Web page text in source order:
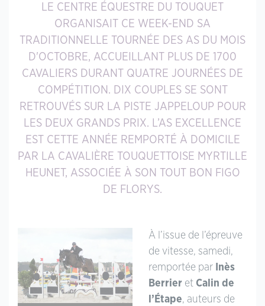
LE CENTRE ÉQUESTRE DU TOUQUET
ORGANISAIT CE WEEK-END SA
TRADITIONNELLE TOURNÉE DES AS DU MOIS
D'OCTOBRE, ACCUEILLANT PLUS DE 1700
CAVALIERS DURANT QUATRE JOURNÉES DE
COMPÉTITION. DIX COUPLES SE SONT
RETROUVÉS SUR LA PISTE JAPPELOUP POUR
LES DEUX GRANDS PRIX. L’AS EXCELLENCE
EST CETTE ANNÉE REMPORTÉ À DOMICILE
PAR LA CAVALIÈRE TOUQUETTOISE MYRTILLE
HEUNET, ASSOCIÉE À SON TOUT BON FIGO
DE FLORYS.
À l’issue de l’épreuve
de vitesse, samedi,
remportée par Inès
Berrier et Calin de
l’Étape, auteurs de